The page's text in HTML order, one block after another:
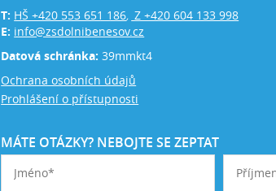
T: HŠ +420 553 651 186, Z +420 604 133 998
E: info@zsdolnibenesov.cz
Datová schránka:39mmkt4
Ochrana osobních údajů
Prohlášení o přístupnosti
MÁTE OTÁZKY? NEBOJTE SE ZEPTAT